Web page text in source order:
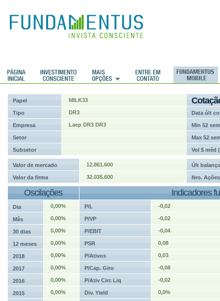
Papel MILK33
Tipo DR3 Data últ
Empresa Laep DR3 DR3 Min 52 sem
Setor Max 52
Subsetor Vol $ méd
Valor de mercado 12.861.600 Últ
Valor da firma 32.035.600 Nro. Ações
Oscilações Indicadores
Dia 0,00% P/L -0,02
Mês 0,00% P/VP -0,02
30 dias 0,00% P/EBIT -0,04
12 meses 0,00% PSR 0,08
2018 0,00% P/Ativos 0,03
2017 0,00% P/Cap. Giro -0,08
2016 0,00% P/Ativ Circ Liq -0,02
2015 0,00% Div. Yield 0,0%